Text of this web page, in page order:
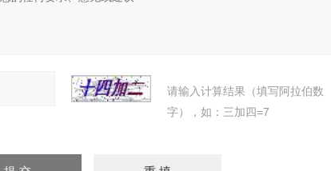
请输入计算结果（填写阿拉伯数
字），如：三加四=7